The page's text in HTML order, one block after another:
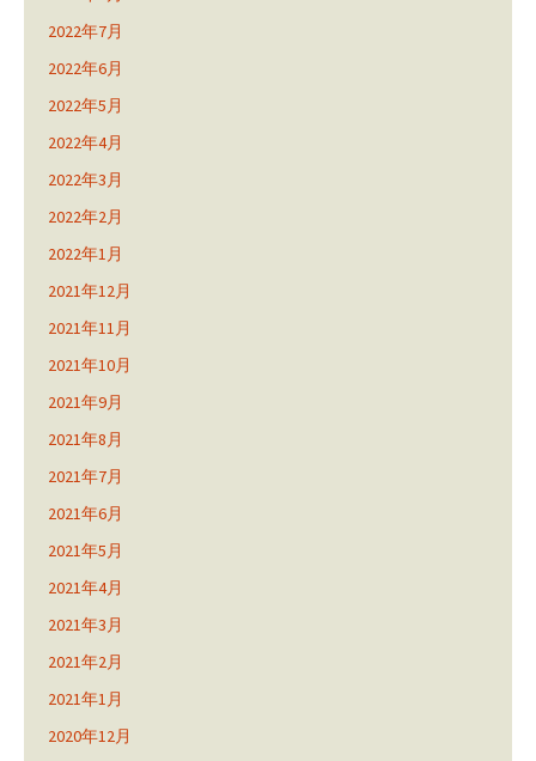
2022年7月
2022年6月
2022年5月
2022年4月
2022年3月
2022年2月
2022年1月
2021年12月
2021年11月
2021年10月
2021年9月
2021年8月
2021年7月
2021年6月
2021年5月
2021年4月
2021年3月
2021年2月
2021年1月
2020年12月